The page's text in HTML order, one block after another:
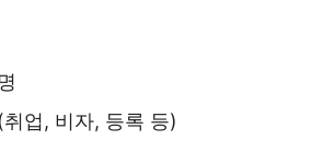
업, 비자, 등록 등)